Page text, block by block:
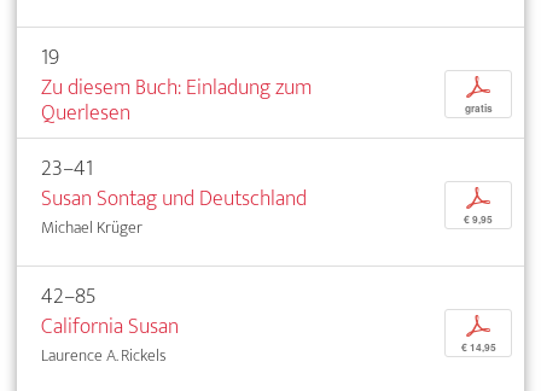
19
Zu diesem Buch: Einladung zum
Querlesen
p
gratis
23–41
Susan Sontag und Deutschland
Michael Krüger
p
€ 9,95
42–85
California Susan
Laurence A. Rickels
p
€ 14,95